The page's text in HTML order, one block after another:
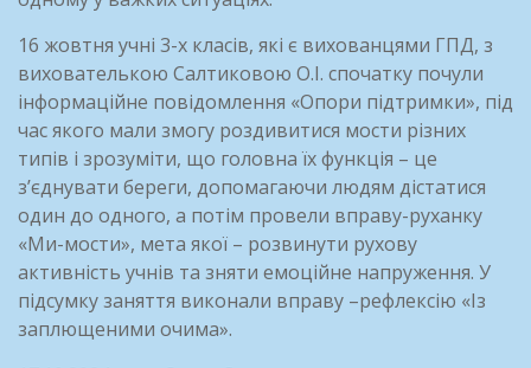
16 жовтня учні 3-х класів, які є вихованцями ГПД, з
вихователькою Салтиковою О.І. спочатку почули
інформаційне повідомлення «Опори підтримки», під
час якого мали змогу роздивитися мости різних
типів і зрозуміти, що головна їх функція – це
з’єднувати береги, допомагаючи людям дістатися
один до одного, а потім провели вправу-руханку
«Ми-мости», мета якої – розвинути рухову
активність учнів та зняти емоційне напруження. У
підсумку заняття виконали вправу –рефлексію «Із
заплющеними очима».